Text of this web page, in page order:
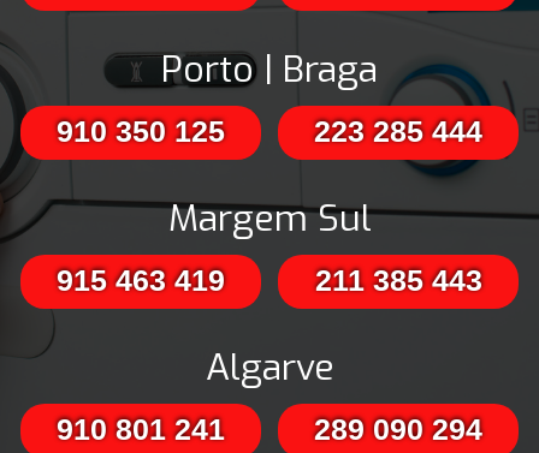
Porto | Braga
910 350 125 223 285 444
Margem Sul
915 463 419 211 385 443
Algarve
910 801 241 289 090 294